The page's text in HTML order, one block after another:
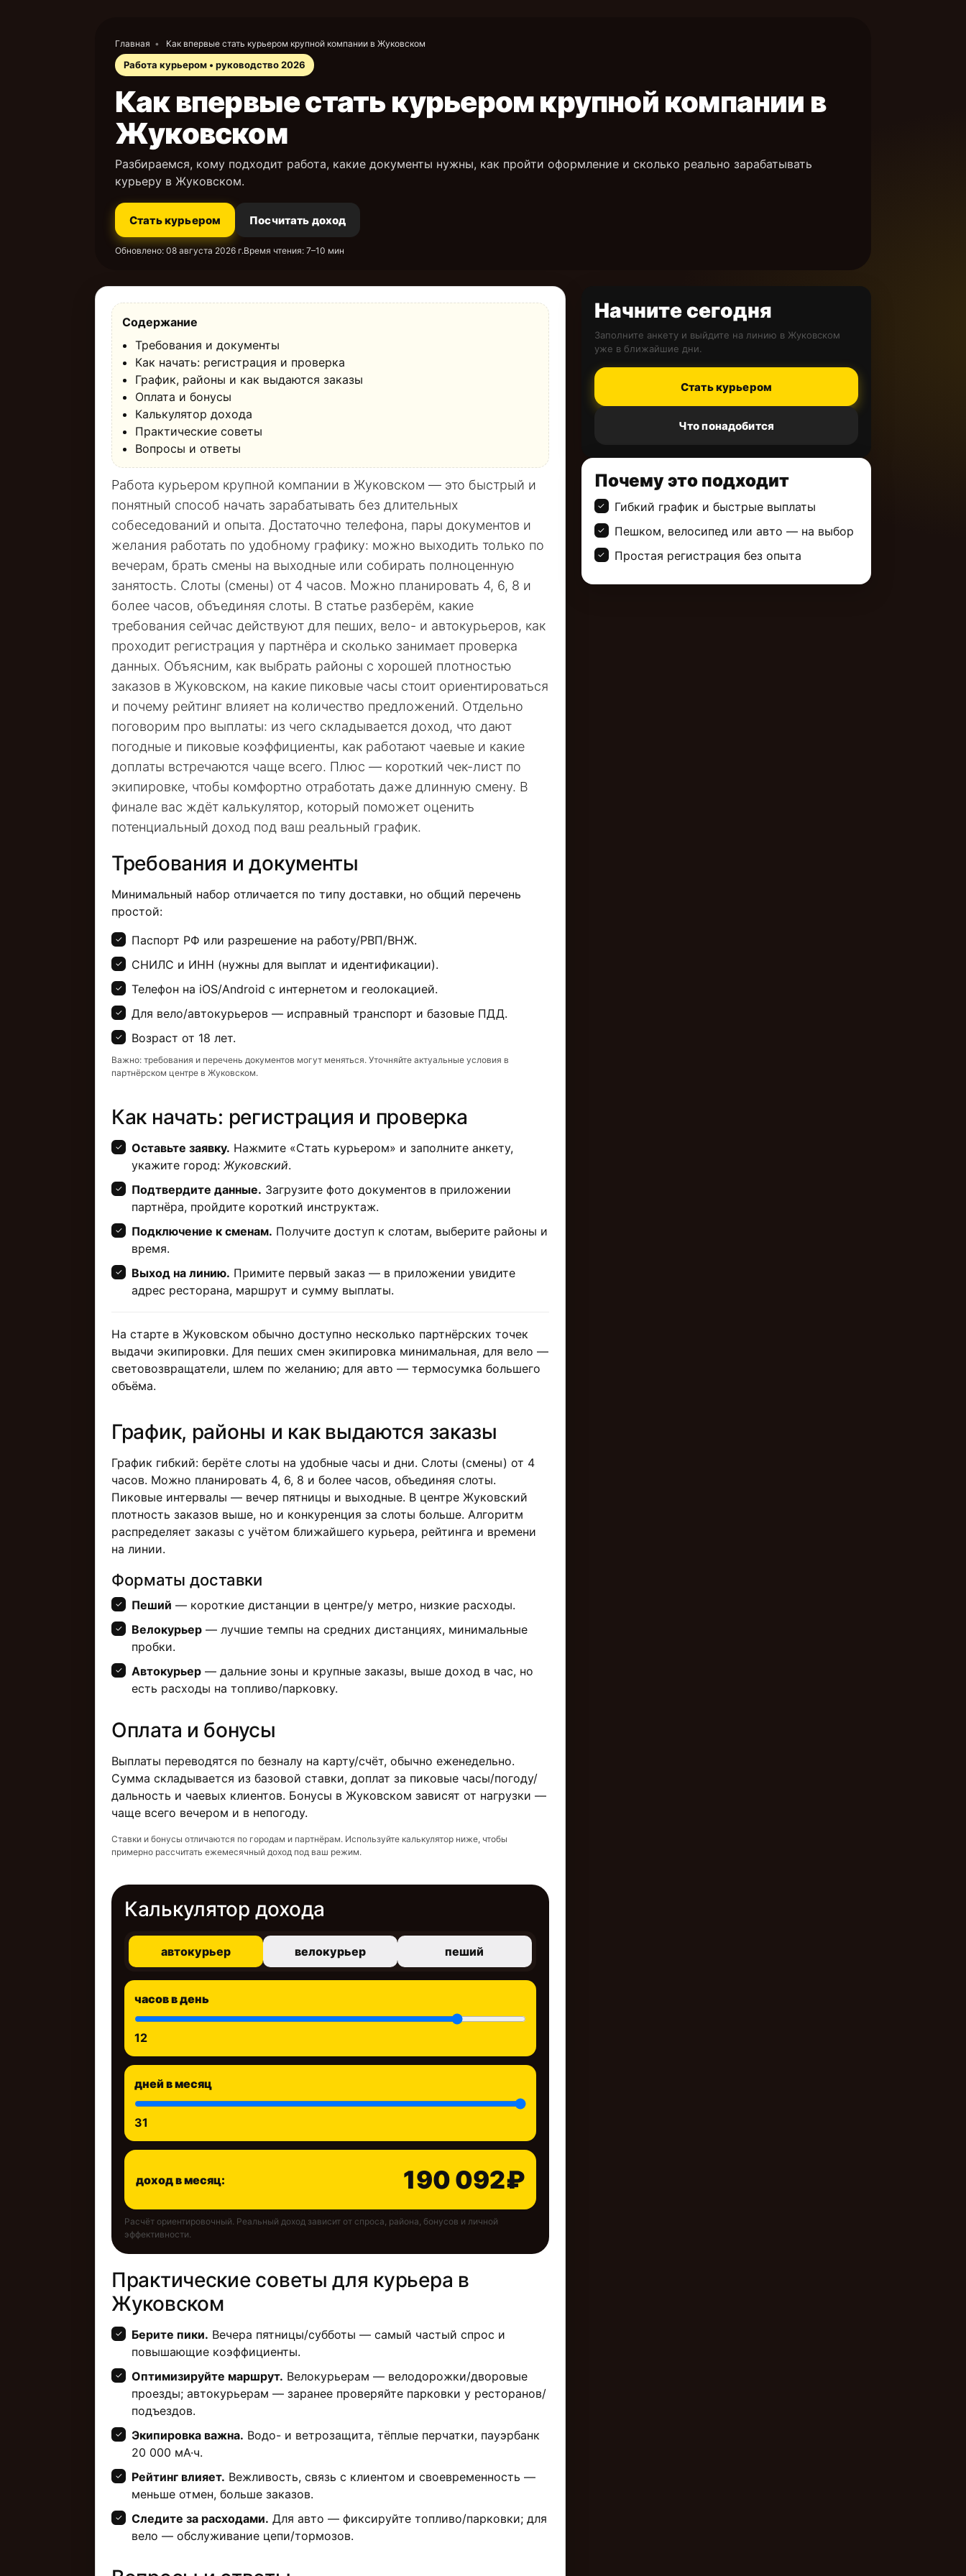
Главная • Как впервые стать курьером крупной компании в Жуковском
Работа курьером • руководство 2026
Как впервые стать курьером крупной компании в
Жуковском
Разбираемся, кому подходит работа, какие документы нужны, как пройти оформление и сколько реально зарабатывать
курьеру в Жуковском.
Стать курьером Посчитать доход
Обновлено: 08 августа 2026 г.Время чтения: 7–10 мин
Содержание
Требования и документы
Как начать: регистрация и проверка
График, районы и как выдаются заказы
Оплата и бонусы
Калькулятор дохода
Практические советы
Вопросы и ответы
Работа курьером крупной компании в Жуковском — это быстрый и
понятный способ начать зарабатывать без длительных
собеседований и опыта. Достаточно телефона, пары документов и
желания работать по удобному графику: можно выходить только по
вечерам, брать смены на выходные или собирать полноценную
занятость. Слоты (смены) от 4 часов. Можно планировать 4, 6, 8 и
более часов, объединяя слоты. В статье разберём, какие
требования сейчас действуют для пеших, вело- и автокурьеров, как
проходит регистрация у партнёра и сколько занимает проверка
данных. Объясним, как выбрать районы с хорошей плотностью
заказов в Жуковском, на какие пиковые часы стоит ориентироваться
и почему рейтинг влияет на количество предложений. Отдельно
поговорим про выплаты: из чего складывается доход, что дают
погодные и пиковые коэффициенты, как работают чаевые и какие
доплаты встречаются чаще всего. Плюс — короткий чек-лист по
экипировке, чтобы комфортно отработать даже длинную смену. В
финале вас ждёт калькулятор, который поможет оценить
потенциальный доход под ваш реальный график.
Требования и документы
Минимальный набор отличается по типу доставки, но общий перечень
простой:
Паспорт РФ или разрешение на работу/РВП/ВНЖ.
СНИЛС и ИНН (нужны для выплат и идентификации).
Телефон на iOS/Android с интернетом и геолокацией.
Для вело/автокурьеров — исправный транспорт и базовые ПДД.
Возраст от 18 лет.
Важно: требования и перечень документов могут меняться. Уточняйте актуальные условия в
партнёрском центре в Жуковском.
Как начать: регистрация и проверка
Оставьте заявку. Нажмите «Стать курьером» и заполните анкету,
укажите город: Жуковский.
Подтвердите данные. Загрузите фото документов в приложении
партнёра, пройдите короткий инструктаж.
Подключение к сменам. Получите доступ к слотам, выберите районы и
время.
Выход на линию. Примите первый заказ — в приложении увидите
адрес ресторана, маршрут и сумму выплаты.
На старте в Жуковском обычно доступно несколько партнёрских точек
выдачи экипировки. Для пеших смен экипировка минимальная, для вело —
световозвращатели, шлем по желанию; для авто — термосумка большего
объёма.
График, районы и как выдаются заказы
График гибкий: берёте слоты на удобные часы и дни. Слоты (смены) от 4
часов. Можно планировать 4, 6, 8 и более часов, объединяя слоты.
Пиковые интервалы — вечер пятницы и выходные. В центре Жуковский
плотность заказов выше, но и конкуренция за слоты больше. Алгоритм
распределяет заказы с учётом ближайшего курьера, рейтинга и времени
на линии.
Форматы доставки
Пеший — короткие дистанции в центре/у метро, низкие расходы.
Велокурьер — лучшие темпы на средних дистанциях, минимальные
пробки.
Автокурьер — дальние зоны и крупные заказы, выше доход в час, но
есть расходы на топливо/парковку.
Оплата и бонусы
Выплаты переводятся по безналу на карту/счёт, обычно еженедельно.
Сумма складывается из базовой ставки, доплат за пиковые часы/погоду/
дальность и чаевых клиентов. Бонусы в Жуковском зависят от нагрузки —
чаще всего вечером и в непогоду.
Ставки и бонусы отличаются по городам и партнёрам. Используйте калькулятор ниже, чтобы
примерно рассчитать ежемесячный доход под ваш режим.
Калькулятор дохода
автокурьер велокурьер пеший
часов в день
12
дней в месяц
31
доход в месяц: 190 092₽
Расчёт ориентировочный. Реальный доход зависит от спроса, района, бонусов и личной
эффективности.
Практические советы для курьерa в
Жуковском
Берите пики. Вечера пятницы/субботы — самый частый спрос и
повышающие коэффициенты.
Оптимизируйте маршрут. Велокурьерам — велодорожки/дворовые
проезды; автокурьерам — заранее проверяйте парковки у ресторанов/
подъездов.
Экипировка важна. Водо- и ветрозащита, тёплые перчатки, пауэрбанк
20 000 мА·ч.
Рейтинг влияет. Вежливость, связь с клиентом и своевременность —
меньше отмен, больше заказов.
Следите за расходами. Для авто — фиксируйте топливо/парковки; для
вело — обслуживание цепи/тормозов.
Начните сегодня
Заполните анкету и выйдите на линию в Жуковском
уже в ближайшие дни.
Стать курьером
Что понадобится
Почему это подходит
Гибкий график и быстрые выплаты
Пешком, велосипед или авто — на выбор
Простая регистрация без опыта